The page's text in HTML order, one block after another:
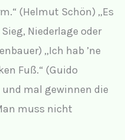
(Helmut Schön) „Es
Niederlage oder
„Ich hab ’ne
Fuß.“ (Guido
mal gewinnen die
muss nicht